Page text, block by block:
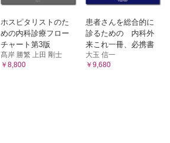
ホスピタリストのた
めの内科診療フロー
チャート第3版
髙岸 勝繁 上田 剛士
￥8,800
患者さんを総合的に
診るための 内科外
来これ一冊、必携書
大玉 信一
￥9,680